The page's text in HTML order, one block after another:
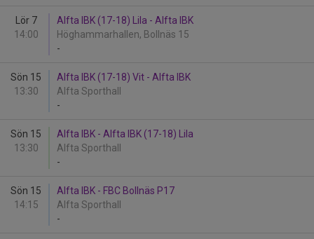
Lör 7
14:00
Alfta IBK (17-18) Lila - Alfta IBK
Höghammarhallen, Bollnäs 15
-
Sön 15
13:30
Alfta IBK (17-18) Vit - Alfta IBK
Alfta Sporthall
-
Sön 15
13:30
Alfta IBK - Alfta IBK (17-18) Lila
Alfta Sporthall
-
Sön 15
14:15
Alfta IBK - FBC Bollnäs P17
Alfta Sporthall
-